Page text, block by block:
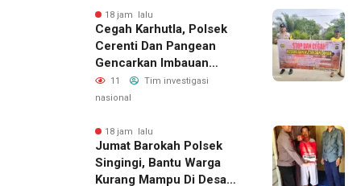
18 jam lalu
Cegah Karhutla, Polsek
Cerenti Dan Pangean
Gencarkan Imbauan
Kepada Masyarakat
11
Tim investigasi
nasional
18 jam lalu
Jumat Barokah Polsek
Singingi, Bantu Warga
Kurang Mampu Di Desa